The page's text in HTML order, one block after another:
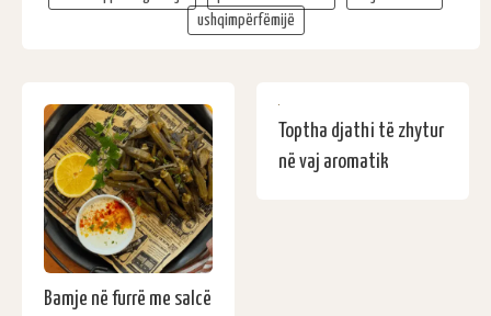
ushqimpërfëmijë
Bamje në furrë me salcë
Toptha djathi të zhytur
në vaj aromatik